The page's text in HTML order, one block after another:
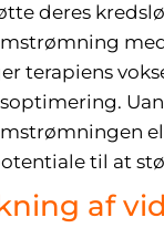
deres
terapiens
til at
af